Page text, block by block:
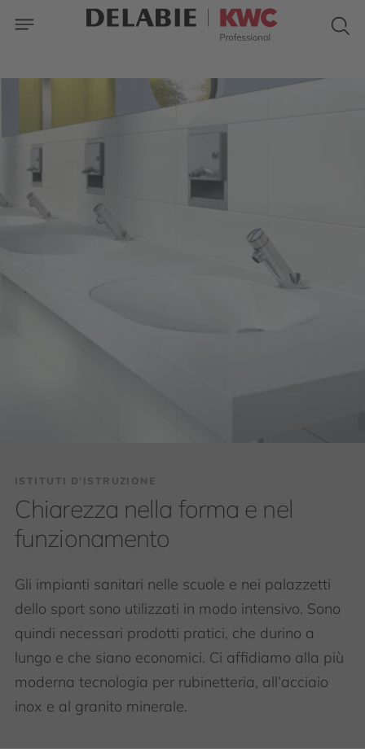
ISTITUTI D’ISTRUZIONE
Chiarezza nella forma e nel
funzionamento
Gli impianti sanitari nelle scuole e nei palazzetti
dello sport sono utilizzati in modo intensivo. Sono
quindi necessari prodotti pratici, che durino a
lungo e che siano economici. Ci affidiamo alla più
moderna tecnologia per rubinetteria, all’acciaio
inox e al granito minerale.